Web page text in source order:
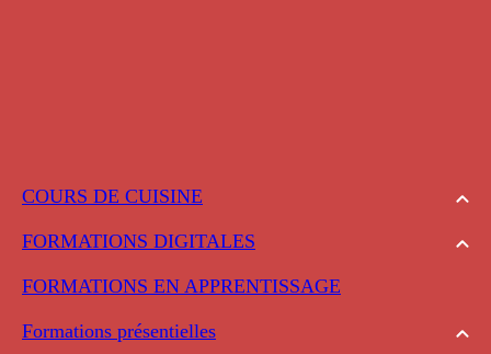
COURS DE CUISINE
FORMATIONS DIGITALES
FORMATIONS EN APPRENTISSAGE
Formations présentielles